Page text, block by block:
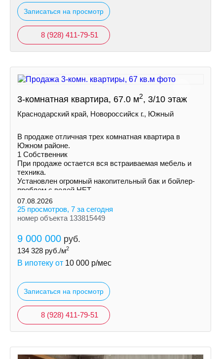
Записаться на просмотр
8 (928) 411-79-51
3-комнатная квартира, 67.0 м2, 3/10 этаж
Краснодарский край, Новороссийск г., Южный
В продаже отличная трех комнатная квартира в
Южном районе.
1 Собственник
При продаже остается вся встраиваемая мебель и
техника.
Установлен огромный накопительный бак и бойлер-
проблем с водой НЕТ.
Увеличена площадь кухни и одной из комнат за счет
балконов.
07.08.2026
25 просмотров, 7 за сегодня
номер объекта 133815449
9 000 000 руб.
134 328 руб./м2
В ипотеку от 10 000 р/мес
Записаться на просмотр
8 (928) 411-79-51